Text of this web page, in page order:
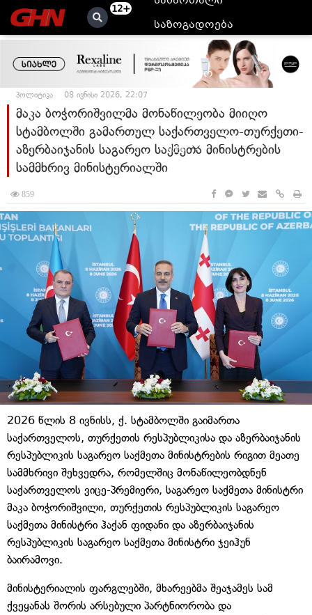
12+
საზოგადოება
კულტურა
მსოფლიო
ბლოგები
მეტი
პოლიტიკა 08 ივნისი 2026, 22:07
მაკა ბოჭორიშვილმა მონაწილეობა მიიღო
სტამბოლში გამართულ საქართველო-თურქეთი-
აზერბაიჯანის საგარეო საქმეთა მინისტრების
სამმხრივ მინისტერიალში
859
2026 წლის 8 ივნისს, ქ. სტამბოლში გაიმართა
საქართველოს, თურქეთის რესპუბლიკისა და აზერბაიჯანის
რესპუბლიკის საგარეო საქმეთა მინისტრების რიგით მეათე
სამმხრივი შეხვედრა, რომელშიც მონაწილეობდნენ
საქართველოს ვიცე-პრემიერი, საგარეო საქმეთა მინისტრი
მაკა ბოჭორიშვილი, თურქეთის რესპუბლიკის საგარეო
საქმეთა მინისტრი ჰაქან ფიდანი და აზერბაიჯანის
რესპუბლიკის საგარეო საქმეთა მინისტრი ჯეიჰუნ
ბაირამოვი.
მინისტერიალის ფარგლებში, მხარეებმა შეაჯამეს სამ
ქვეყანას შორის არსებული პარტნიორობა და